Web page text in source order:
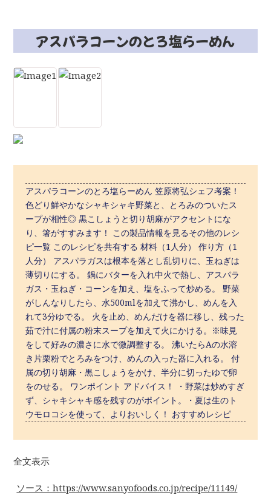
アスパラコーンのとろ塩らーめん
アスパラコーンのとろ塩らーめん 笠原将弘シェフ考案！
色どり鮮やかなシャキシャキ野菜と、とろみのついたス
ープが相性◎ 黒こしょうと切り胡麻がアクセントにな
り、箸がすすみます！ この製品情報を見るその他のレシ
ピ一覧 このレシピを共有する 材料（1人分） 作り方（1
人分） アスパラガスは根本を落とし乱切りに、玉ねぎは
薄切りにする。 鍋にバターを入れ中火で熱し、アスパラ
ガス・玉ねぎ・コーンを加え、塩をふって炒める。 野菜
がしんなりしたら、水500mlを加えて沸かし、めんを入
れて3分ゆでる。 火を止め、めんだけを器に移し、残った
茹で汁に付属の粉末スープを加えて火にかける。※味見
をして好みの濃さに水で微調整する。 沸いたらAの水溶
き片栗粉でとろみをつけ、めんの入った器に入れる。 付
属の切り胡麻・黒こしょうをかけ、半分に切ったゆで卵
をのせる。 ワンポイント アドバイス！ ・野菜は炒めすぎ
ず、シャキシャキ感を残すのがポイント。・夏は生のト
ウモロコシを使って、よりおいしく！ おすすめレシピ
全文表示
ソース：https://www.sanyofoods.co.jp/recipe/11149/